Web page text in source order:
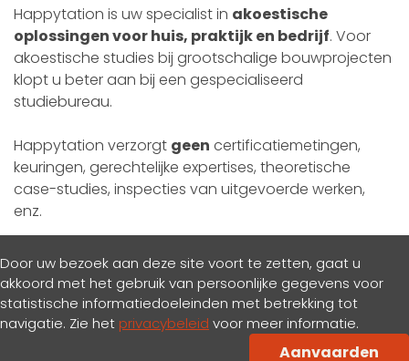
Happytation is uw specialist in akoestische
oplossingen voor huis, praktijk en bedrijf. Voor
akoestische studies bij grootschalige bouwprojecten
klopt u beter aan bij een gespecialiseerd
studiebureau.
Happytation verzorgt geen certificatiemetingen,
keuringen, gerechtelijke expertises, theoretische
case-studies, inspecties van uitgevoerde werken,
enz.
Privacy & cookiesbeleid
Door uw bezoek aan deze site voort te zetten, gaat u
akkoord met het gebruik van persoonlijke gegevens voor
statistische informatiedoeleinden met betrekking tot
navigatie. Zie het privacybeleid voor meer informatie.
Aanvaarden